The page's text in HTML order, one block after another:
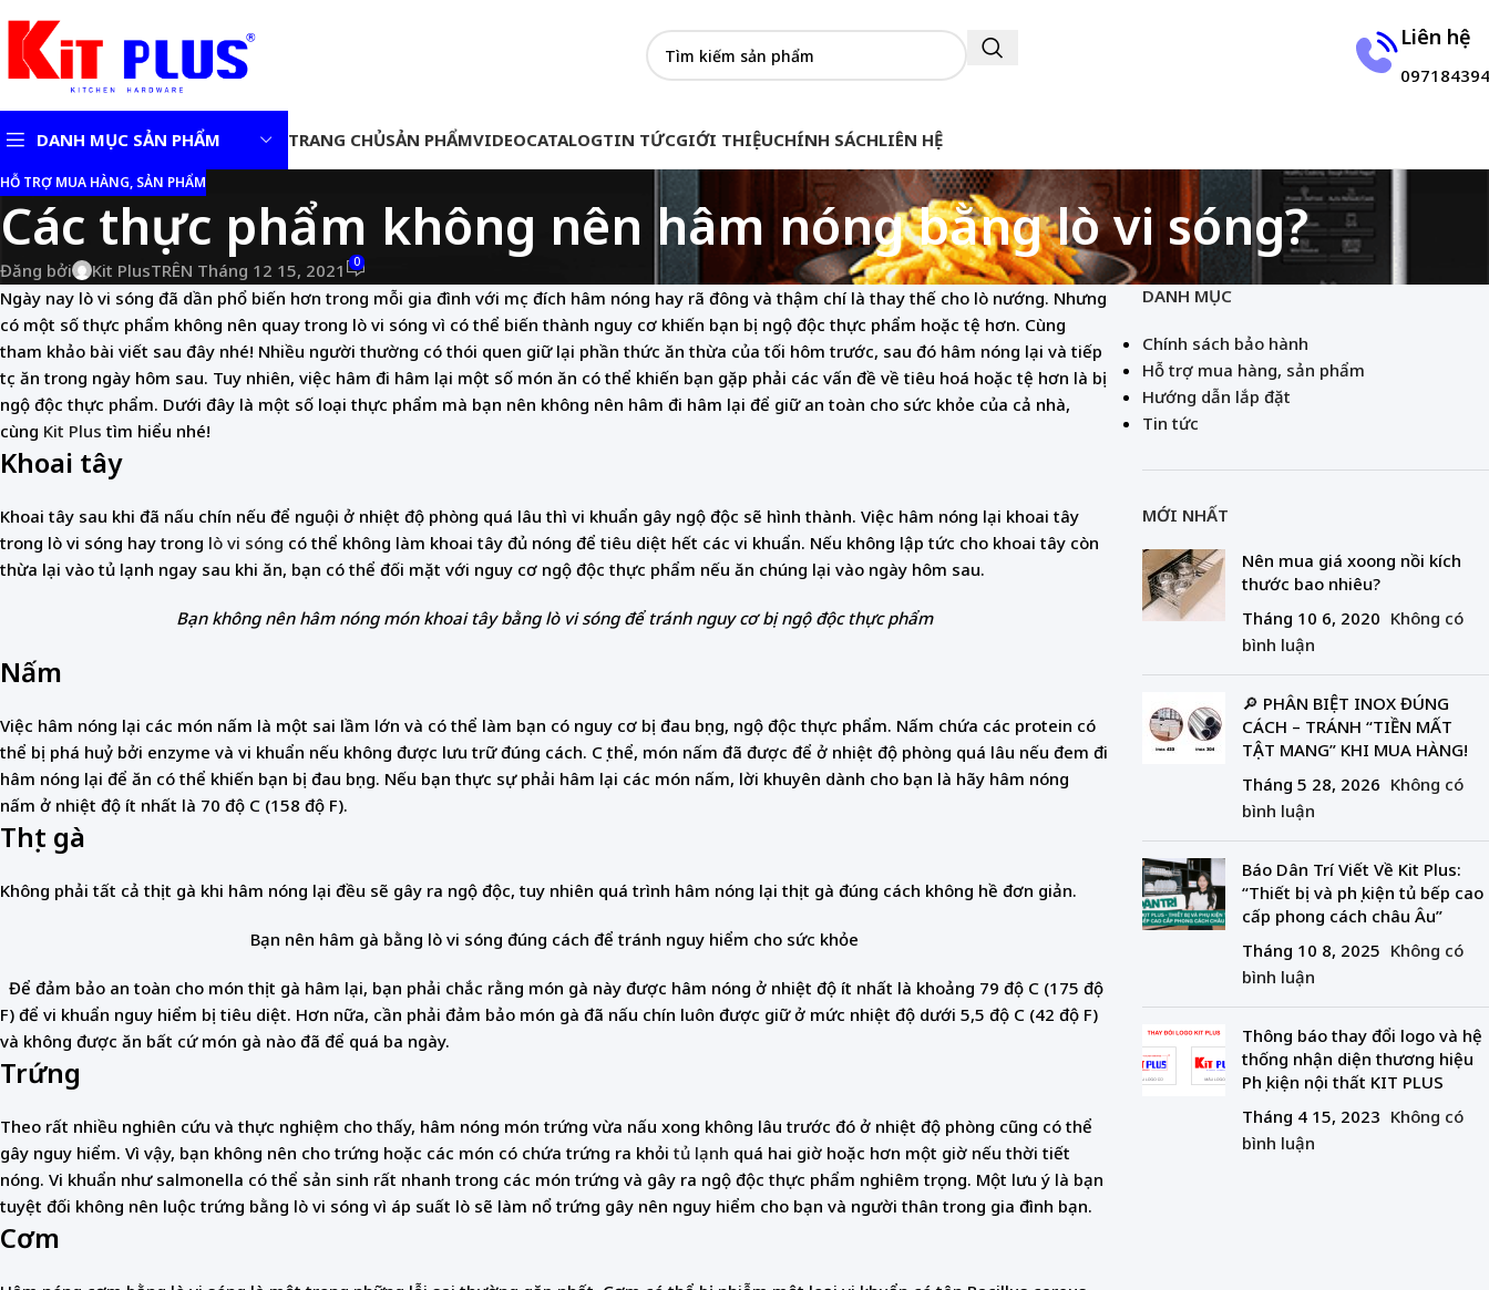
Liên hệ
DANH MỤC SẢN PHẨM
Chậu rửa bát 1 hố kiểu
Nhật
Vòi rửa bát
Vòi rửa bát nóng – lạnh
Vòi rửa bát nóng – lạnh
dây rút
TRANG CHỦSẢN PHẨMVIDEOCATALOGTIN TỨCGIỚI THIỆUCHÍNH SÁCHLIÊN HỆ
HỖ TRỢ MUA HÀNG, SẢN PHẨM
Các thực phẩm không nên hâm nóng bằng lò vi sóng?
Đăng bởi Kit PlusTRÊN Tháng 12 15, 2021 0
Ngày nay lò vi sóng đã dần phổ biến hơn trong mỗi gia đình với mục đích hâm nóng hay rã đông và thậm chí là thay thế cho lò nướng. Nhưng
có một số thực phẩm không nên quay trong lò vi sóng vì có thể biến thành nguy cơ khiến bạn bị ngộ độc thực phẩm hoặc tệ hơn. Cùng
tham khảo bài viết sau đây nhé! Nhiều người thường có thói quen giữ lại phần thức ăn thừa của tối hôm trước, sau đó hâm nóng lại và tiếp
tục ăn trong ngày hôm sau. Tuy nhiên, việc hâm đi hâm lại một số món ăn có thể khiến bạn gặp phải các vấn đề về tiêu hoá hoặc tệ hơn là bị
ngộ độc thực phẩm. Dưới đây là một số loại thực phẩm mà bạn nên không nên hâm đi hâm lại để giữ an toàn cho sức khỏe của cả nhà,
cùng Kit Plus tìm hiểu nhé!
Khoai tây
Khoai tây sau khi đã nấu chín nếu để nguội ở nhiệt độ phòng quá lâu thì vi khuẩn gây ngộ độc sẽ hình thành. Việc hâm nóng lại khoai tây
trong lò vi sóng hay trong lò vi sóng có thể không làm khoai tây đủ nóng để tiêu diệt hết các vi khuẩn. Nếu không lập tức cho khoai tây còn
thừa lại vào tủ lạnh ngay sau khi ăn, bạn có thể đối mặt với nguy cơ ngộ độc thực phẩm nếu ăn chúng lại vào ngày hôm sau.
Bạn không nên hâm nóng món khoai tây bằng lò vi sóng để tránh nguy cơ bị ngộ độc thực phẩm
Nấm
Việc hâm nóng lại các món nấm là một sai lầm lớn và có thể làm bạn có nguy cơ bị đau bụng, ngộ độc thực phẩm. Nấm chứa các protein có
thể bị phá huỷ bởi enzyme và vi khuẩn nếu không được lưu trữ đúng cách. Cụ thể, món nấm đã được để ở nhiệt độ phòng quá lâu nếu đem đi
hâm nóng lại để ăn có thể khiến bạn bị đau bụng. Nếu bạn thực sự phải hâm lại các món nấm, lời khuyên dành cho bạn là hãy hâm nóng
nấm ở nhiệt độ ít nhất là 70 độ C (158 độ F).
Thịt gà
Không phải tất cả thịt gà khi hâm nóng lại đều sẽ gây ra ngộ độc, tuy nhiên quá trình hâm nóng lại thịt gà đúng cách không hề đơn giản.
Bạn nên hâm gà bằng lò vi sóng đúng cách để tránh nguy hiểm cho sức khỏe
Để đảm bảo an toàn cho món thịt gà hâm lại, bạn phải chắc rằng món gà này được hâm nóng ở nhiệt độ ít nhất là khoảng 79 độ C (175 độ
F) để vi khuẩn nguy hiểm bị tiêu diệt. Hơn nữa, cần phải đảm bảo món gà đã nấu chín luôn được giữ ở mức nhiệt độ dưới 5,5 độ C (42 độ F)
và không được ăn bất cứ món gà nào đã để quá ba ngày.
Trứng
Theo rất nhiều nghiên cứu và thực nghiệm cho thấy, hâm nóng món trứng vừa nấu xong không lâu trước đó ở nhiệt độ phòng cũng có thể
gây nguy hiểm. Vì vậy, bạn không nên cho trứng hoặc các món có chứa trứng ra khỏi tủ lạnh quá hai giờ hoặc hơn một giờ nếu thời tiết
nóng. Vi khuẩn như salmonella có thể sản sinh rất nhanh trong các món trứng và gây ra ngộ độc thực phẩm nghiêm trọng. Một lưu ý là bạn
tuyệt đối không nên luộc trứng bằng lò vi sóng vì áp suất lò sẽ làm nổ trứng gây nên nguy hiểm cho bạn và người thân trong gia đình bạn.
Cơm
DANH MỤC
Chính sách bảo hành
Hỗ trợ mua hàng, sản phẩm
Hướng dẫn lắp đặt
Tin tức
MỚI NHẤT
Nên mua giá xoong nồi kích
thước bao nhiêu?
Tháng 10 6, 2020 Không có
bình luận
🔎 PHÂN BIỆT INOX ĐÚNG
CÁCH – TRÁNH “TIỀN MẤT
TẬT MANG” KHI MUA HÀNG!
Tháng 5 28, 2026 Không có
bình luận
Báo Dân Trí Viết Về Kit Plus:
“Thiết bị và phụ kiện tủ bếp cao
cấp phong cách châu Âu”
Tháng 10 8, 2025 Không có
bình luận
Thông báo thay đổi logo và hệ
thống nhận diện thương hiệu
Phụ kiện nội thất KIT PLUS
Tháng 4 15, 2023 Không có
bình luận